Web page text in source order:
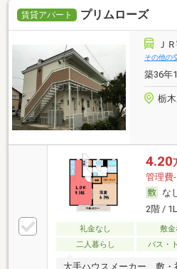
賃貸アパート プリムローズ
Ｊ
その他の
築36年
栃
4.20
管理費-
な
2階 /
礼金なし 敷金
二人暮らし
バス・
大手ハウスメーカー、敷